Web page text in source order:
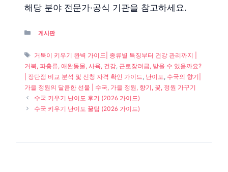
해당 분야 전문가·공식 기관을 참고하세요.
Categories
게시판
Tags
거북이 키우기 완벽 가이드| 종류별 특징부터 건강 관리까지 |
거북, 파충류, 애완동물, 사육, 건강 근로장려금, 받을 수 있을까요?
| 장단점 비교 분석 및 신청 자격 확인 가이드 난이도 수국의 향기|
가을 정원의 달콤한 선물 | 수국, 가을 정원, 향기, 꽃, 정원 가꾸기
수국 키우기 난이도 후기 (2026 가이드)
수국 키우기 난이도 꿀팁 (2026 가이드)